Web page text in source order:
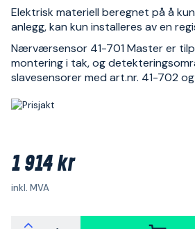
Elektrisk materiell beregnet på å
anlegg, kan kun installeres av en
Nærværsensor 41-701 Master er
montering i tak, og
slavesensorer med art.nr. 41-702
1 914 kr
inkl. MVA